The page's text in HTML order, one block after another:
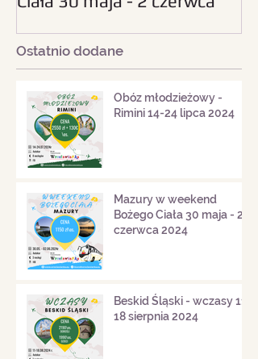
Ostatnio dodane
Obóz młodzieżowy -
Rimini 14-24 lipca 2024
Mazury w weekend
Bożego Ciała 30 maja - 2
czerwca 2024
Beskid Śląski - wczasy 11-
18 sierpnia 2024